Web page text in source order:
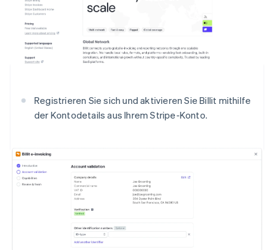
Registrieren Sie sich und aktivieren Sie Billit mithilfe
der Kontodetails aus Ihrem Stripe-Konto.